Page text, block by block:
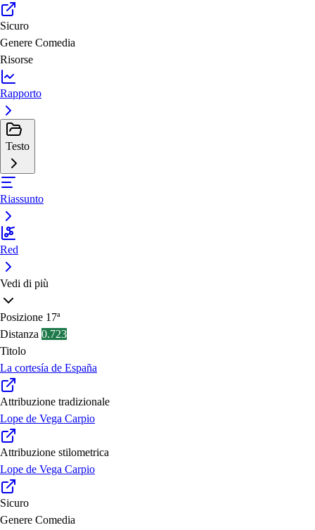
Sicuro
Genere Comedia
Risorse
Rapporto
Testo
Riassunto
Red
Vedi di più
Posizione 17ª
Distanza 0.723
Titolo
La cortesía de España
Attribuzione tradizionale
Lope de Vega Carpio
Attribuzione stilometrica
Lope de Vega Carpio
Sicuro
Genere Comedia